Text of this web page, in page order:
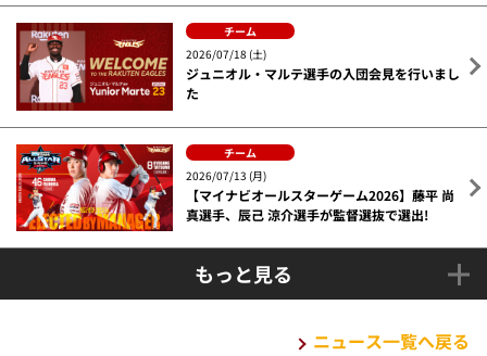
チーム
2026/07/18 (土)
ジュニオル・マルテ選手の入団会見を行いまし
た
チーム
2026/07/13 (月)
【マイナビオールスターゲーム2026】藤平 尚
真選手、辰己 涼介選手が監督選抜で選出!
もっと見る
ニュース一覧へ戻る